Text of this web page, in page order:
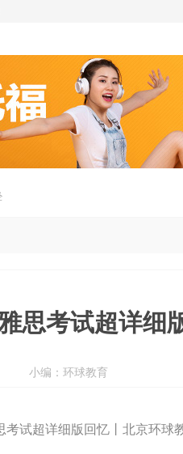
思考试超详细
小编：环球教育
考试超详细版回忆丨北京环球